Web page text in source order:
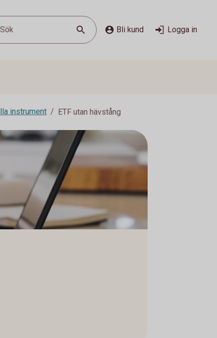
Sök Bli kund Logga in
instrument ETF utan hävstång